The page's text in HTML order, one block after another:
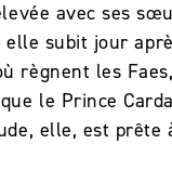
avec ses
subit jour
règnent les
le Prince
elle, est